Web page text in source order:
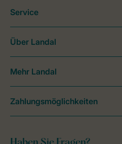
Service
Über Landal
Mehr Landal
Zahlungsmöglichkeiten